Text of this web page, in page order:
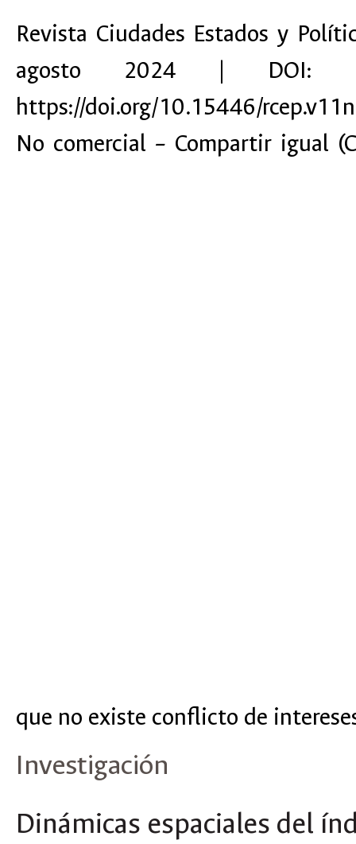
Revista Ciudades Estados y
agosto 2024 | DOI:
https://doi.org/10.15446/
No comercial – Compartir igual
que no existe conflicto de
Investigación
Dinámicas espaciales del